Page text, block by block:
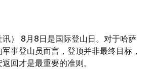
讯） 8月8日是国际登山日。对于哈萨
事登山员而言，登顶并非最终目标，
回才是最重要的准则。